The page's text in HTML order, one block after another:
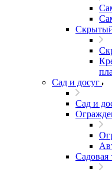
Сад и досуг
Сад и
Садовая